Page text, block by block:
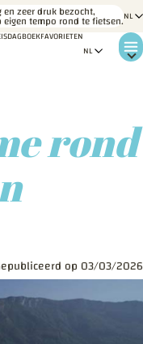
zeer druk bezocht,
tempo rond te fietsen.
FAVORIETEN
rond
op 03/03/2026